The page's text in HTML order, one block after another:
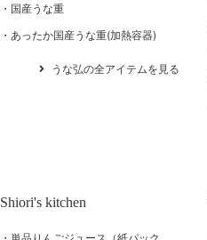
国産うな重
あったか国産うな重(加熱容器)
うな弘の全アイテムを見る
Shiori's kitchen